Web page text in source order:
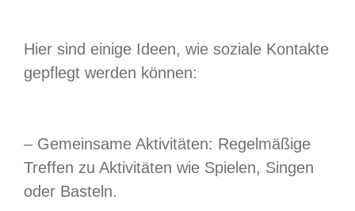
Hier sind einige Ideen, wie soziale Kontakte
gepflegt werden können:
– Gemeinsame Aktivitäten: Regelmäßige
Treffen zu Aktivitäten wie Spielen, Singen
oder Basteln.